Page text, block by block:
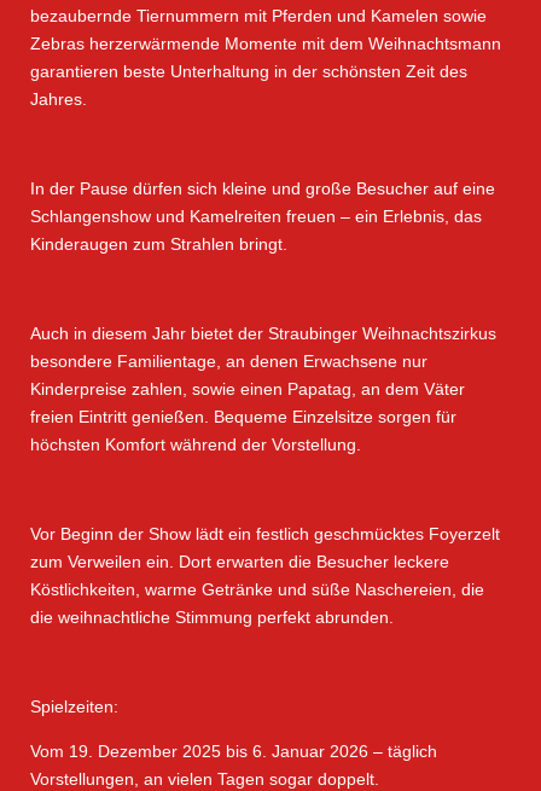
bezaubernde Tiernummern mit Pferden und Kamelen sowie
Zebras herzerwärmende Momente mit dem Weihnachtsmann
garantieren beste Unterhaltung in der schönsten Zeit des
Jahres.
In der Pause dürfen sich kleine und große Besucher auf eine
Schlangenshow und Kamelreiten freuen – ein Erlebnis, das
Kinderaugen zum Strahlen bringt.
Auch in diesem Jahr bietet der Straubinger Weihnachtszirkus
besondere Familientage, an denen Erwachsene nur
Kinderpreise zahlen, sowie einen Papatag, an dem Väter
freien Eintritt genießen. Bequeme Einzelsitze sorgen für
höchsten Komfort während der Vorstellung.
Vor Beginn der Show lädt ein festlich geschmücktes Foyerzelt
zum Verweilen ein. Dort erwarten die Besucher leckere
Köstlichkeiten, warme Getränke und süße Naschereien, die
die weihnachtliche Stimmung perfekt abrunden.
Spielzeiten:
Vom 19. Dezember 2025 bis 6. Januar 2026 – täglich
Vorstellungen, an vielen Tagen sogar doppelt.